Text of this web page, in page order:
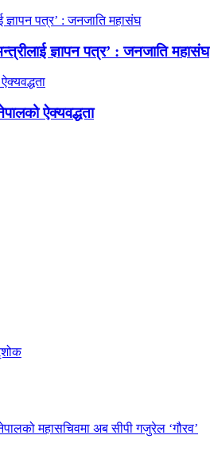
ज्ञापन पत्र’ : जनजाति महासंघ
ऐक्यवद्धता